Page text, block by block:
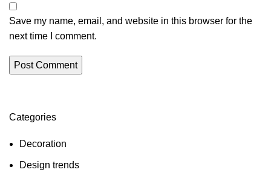
Save my name, email, and website in this browser for the
next time I comment.
Categories
Decoration
Design trends